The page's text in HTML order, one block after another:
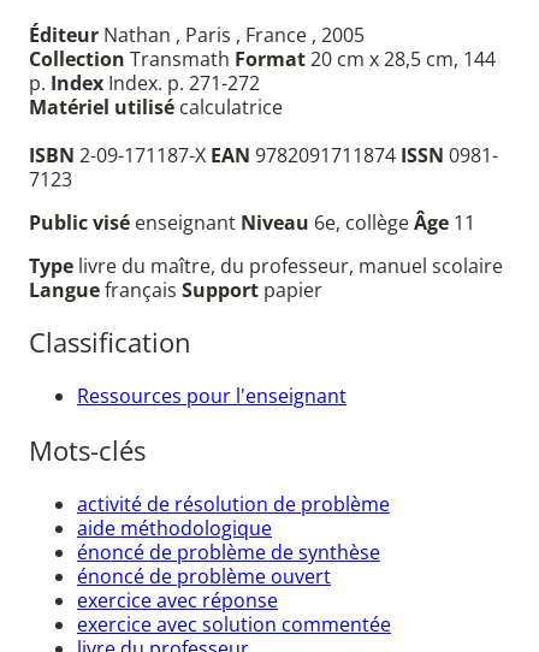
Éditeur Nathan , Paris , France , 2005
Collection Transmath Format20 cm x 28,5 cm, 144
p. Index Index. p. 271-272
Matériel utilisé calculatrice
ISBN 2-09-171187-X EAN 9782091711874 ISSN 0981-
7123
Public visé enseignant Niveau 6e, collègeÂge 11
Type livre du maître, du professeur, manuel scolaire
Languefrançais Support papier
Classification
Ressources pour l'enseignant
Mots-clés
activité de résolution de problème
aide méthodologique
énoncé de problème de synthèse
énoncé de problème ouvert
exercice avec réponse
exercice avec solution commentée